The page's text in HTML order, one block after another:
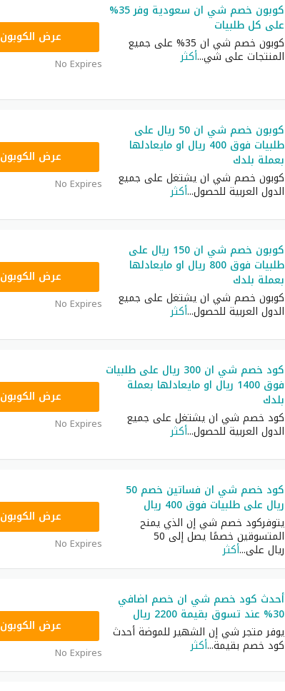
كوبون خصم شي ان سعودية وفر 35%
على كل طلبيات
كوبون خصم شي ان 35% على جميع
المنتجات على شي...أكثر
عرض الكوبون
No Expires
كوبون خصم شي ان 50 ريال على
طلبيات فوق 400 ريال او مايعادلها
بعملة بلدك
كوبون خصم شي ان يشتغل على جميع
الدول العربية للحصول...أكثر
عرض الكوبون
No Expires
كوبون خصم شي ان 150 ريال على
طلبيات فوق 800 ريال او مايعادلها
بعملة بلدك
كوبون خصم شي ان يشتغل على جميع
الدول العربية للحصول...أكثر
عرض الكوبون
No Expires
كود خصم شي ان 300 ريال على طلبيات
فوق 1400 ريال او مايعادلها بعملة
بلدك
كود خصم شي ان يشتغل على جميع
الدول العربية للحصول...أكثر
عرض الكوبون
No Expires
كود خصم شي ان فساتين خصم 50
ريال على طلبيات فوق 400 ريال
يتوفركود خصم شي إن الذي يمنح
المتسوقين خصمًا يصل إلى 50
ريال على...أكثر
عرض الكوبون
No Expires
أحدث كود خصم شي ان خصم اضافي
30% عند تسوق بقيمة 2200 ريال
يوفر متجر شي إن الشهير للموضة أحدث
كود خصم بقيمة...أكثر
عرض الكوبون
No Expires